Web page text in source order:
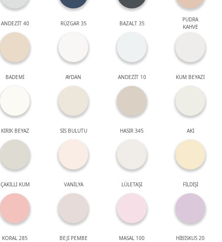
ANDEZİT 40 RÜZGAR 35 BAZALT 35
PUDRA
KAHVE
BADEMİ AYDAN ANDEZİT 10 KUM BEYAZI
KIRIK BEYAZ SİS BULUTU HASIR 345 AKİ
ÇAKILLI KUM VANİLYA LÜLETAŞI FİLDİŞİ
KORAL 285 BEJİ PEMBE MASAL 100 HİBİSKUS 20